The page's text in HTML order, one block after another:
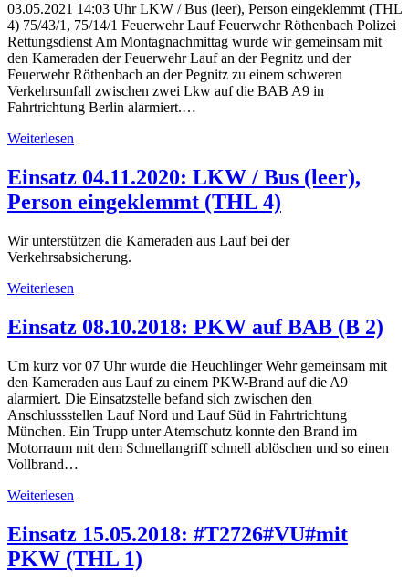
03.05.2021 14:03 Uhr LKW / Bus (leer), Person eingeklemmt (THL
4) 75/43/1, 75/14/1 Feuerwehr Lauf Feuerwehr Röthenbach Polizei
Rettungsdienst Am Montagnachmittag wurde wir gemeinsam mit
den Kameraden der Feuerwehr Lauf an der Pegnitz und der
Feuerwehr Röthenbach an der Pegnitz zu einem schweren
Verkehrsunfall zwischen zwei Lkw auf die BAB A9 in
Fahrtrichtung Berlin alarmiert.…
Weiterlesen
Einsatz 04.11.2020: LKW / Bus (leer),
Person eingeklemmt (THL 4)
Wir unterstützen die Kameraden aus Lauf bei der
Verkehrsabsicherung.
Weiterlesen
Einsatz 08.10.2018: PKW auf BAB (B 2)
Um kurz vor 07 Uhr wurde die Heuchlinger Wehr gemeinsam mit
den Kameraden aus Lauf zu einem PKW-Brand auf die A9
alarmiert. Die Einsatzstelle befand sich zwischen den
Anschlussstellen Lauf Nord und Lauf Süd in Fahrtrichtung
München. Ein Trupp unter Atemschutz konnte den Brand im
Motorraum mit dem Schnellangriff schnell ablöschen und so einen
Vollbrand…
Weiterlesen
Einsatz 15.05.2018: #T2726#VU#mit
PKW (THL 1)